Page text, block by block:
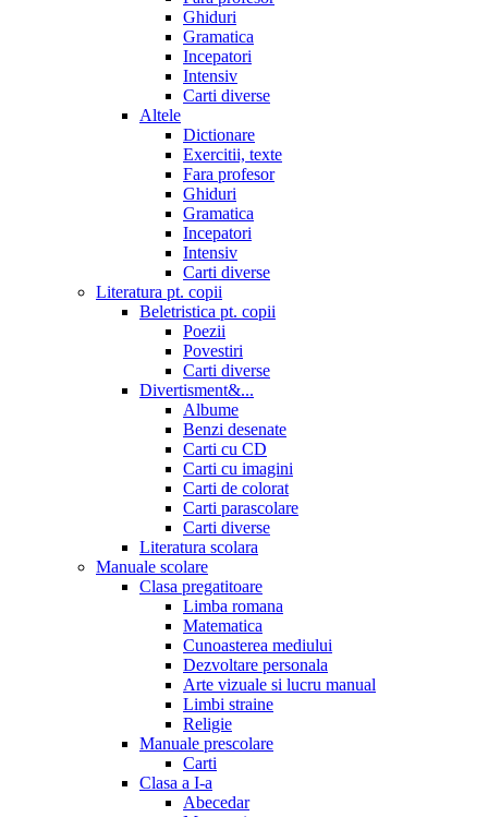
Ghiduri
Gramatica
Incepatori
Intensiv
Carti diverse
Altele
Dictionare
Exercitii, texte
Fara profesor
Ghiduri
Gramatica
Incepatori
Intensiv
Carti diverse
Literatura pt. copii
Beletristica pt. copii
Poezii
Povestiri
Carti diverse
Divertisment&...
Albume
Benzi desenate
Carti cu CD
Carti cu imagini
Carti de colorat
Carti parascolare
Carti diverse
Literatura scolara
Manuale scolare
Clasa pregatitoare
Limba romana
Matematica
Cunoasterea mediului
Dezvoltare personala
Arte vizuale si lucru manual
Limbi straine
Religie
Manuale prescolare
Carti
Clasa a I-a
Abecedar